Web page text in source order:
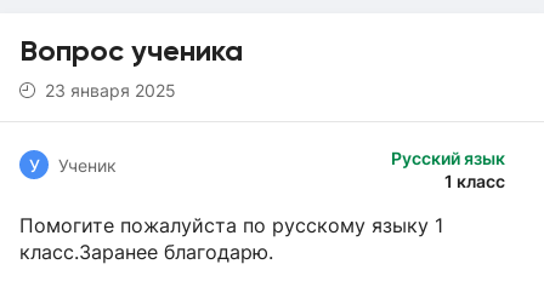
Вопрос ученика
23 января 2025
Русский язык
1 класс
У Ученик
Помогите пожалуйста по русскому языку 1
класс.Заранее благодарю.